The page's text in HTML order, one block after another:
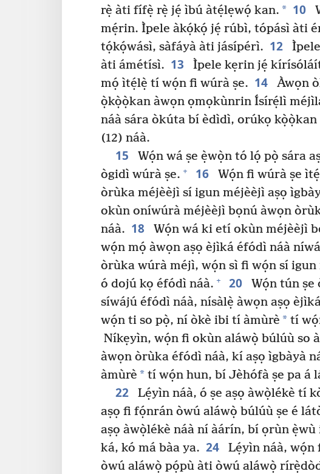
rẹ̀ àti fífẹ̀ rẹ̀ jẹ́ ìbú àtẹ́lẹwọ́ kan. * 10
mẹ́rin. Ìpele àkọ́kọ́ jẹ́ rúbì, tópásì àti
tọ́kọ́wásì, sàfáyà àti jásípérì. 12
àti ámétísì. 13
Ìpele kẹrin jẹ́
mọ́ ìtẹ́lẹ̀ tí wọ́n fi wúrà ṣe. 14
Àwọn
ọ̀kọ̀ọ̀kan àwọn ọmọkùnrin Ísírẹ́lì
náà sára òkúta bí èdìdì, orúkọ
(12) náà.
15
Wọ́n wá ṣe ẹ̀wọ̀n tó lọ́ pọ̀ sára
ògidì wúrà ṣe. + 16
Wọ́n fi wúrà ṣe
òrùka méjèèjì sí igun méjèèjì aṣọ
okùn oníwúrà méjèèjì bọnú àwọn
náà. 18
Wọ́n wá ki etí okùn méjèèjì
wọ́n mọ́ àwọn aṣọ èjìká éfódì náà
òrùka wúrà méjì, wọ́n sì fi wọ́n sí igun
ó dojú kọ éfódì náà. + 20
Wọ́n tún
síwájú éfódì náà, nísàlẹ̀ àwọn aṣọ
wọ́n ti so pọ̀, ní òkè ibi tí àmùrè * tí
Níkẹyìn, wọ́n fi okùn aláwọ̀ búlúù so
àwọn òrùka éfódì náà, kí aṣọ ìgbàyà
àmùrè * tí wọ́n hun, bí Jèhófà ṣe pa á
22
Lẹ́yìn náà, ó ṣe aṣọ àwọ̀lékè tí
aṣọ fi fọ́nrán òwú aláwọ̀ búlúù ṣe é
aṣọ àwọ̀lékè náà ní àárín, bí ọrùn
ká, kó má bàa ya. 24
Lẹ́yìn náà,
òwú aláwọ̀ pọ́pù àti òwú aláwọ̀